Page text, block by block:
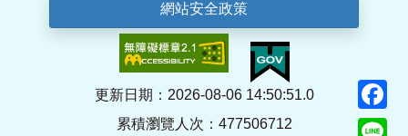
網站安全政策
更新日期：2026-08-06 14:50:51.0
累積瀏覽人次：477506712